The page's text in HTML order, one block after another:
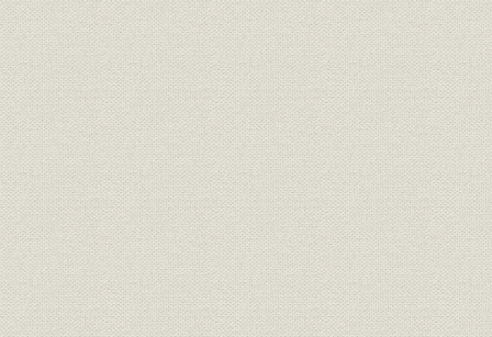
設備
事業の拡大・発展と戦時下の経
営 1917●大正6年→昭和20年
●1945
昭和6年
(1945年)